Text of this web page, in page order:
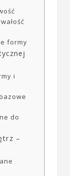
formy
i
do
–